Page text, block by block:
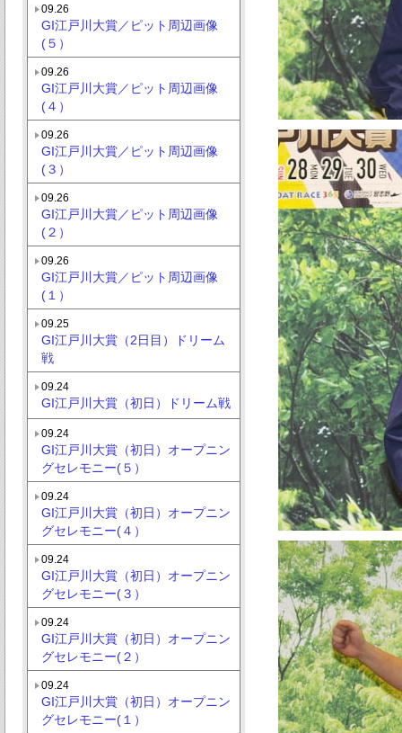
09.26
GI江戸川大賞／ピット周辺画像
(５）
09.26
GI江戸川大賞／ピット周辺画像
(４）
09.26
GI江戸川大賞／ピット周辺画像
(３）
09.26
GI江戸川大賞／ピット周辺画像
(２）
09.26
GI江戸川大賞／ピット周辺画像
(１）
09.25
GI江戸川大賞（2日目）ドリーム
戦
09.24
GI江戸川大賞（初日）ドリーム戦
09.24
GI江戸川大賞（初日）オープニン
グセレモニー(５）
09.24
GI江戸川大賞（初日）オープニン
グセレモニー(４）
09.24
GI江戸川大賞（初日）オープニン
グセレモニー(３）
09.24
GI江戸川大賞（初日）オープニン
グセレモニー(２）
09.24
GI江戸川大賞（初日）オープニン
グセレモニー(１）